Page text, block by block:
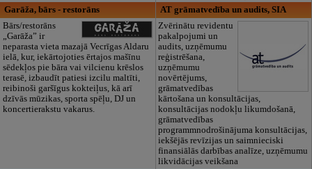
Garāža, bārs - restorāns
Bārs/restorāns
„Garāža” ir
neparasta vieta mazajā Vecrīgas Aldaru
ielā, kur, iekārtojoties ērtajos mašīnu
sēdekļos pie bāra vai vilcienu krēslos
terasē, izbaudīt patiesi izcilu maltīti,
reibinoši garšīgus kokteiļus, kā arī
dzīvās mūzikas, sporta spēļu, DJ un
koncertierakstu vakarus.
AT grāmatvedība un audits, SIA
Zvērinātu revidentu
pakalpojumi un
audits, uzņēmumu
reģistrēšana,
uzņēmumu
novērtējums,
grāmatvedības
kārtošana un konsultācijas,
konsultācijas nodokļu likumdošanā,
grāmatvedības
programmnodrošinājuma konsultācijas,
iekšējās revīzijas un saimnieciski
finansiālās darbības analīze, uzņēmumu
likvidācijas veikšana